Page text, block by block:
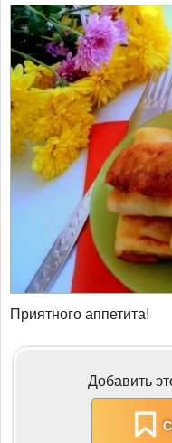
Приятного аппетита!
Добавить